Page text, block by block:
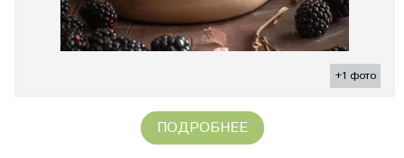
+1 фото
ПОДРОБНЕЕ